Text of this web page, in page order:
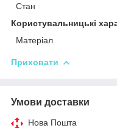
Стан
Користувальницькі
Матеріал
Приховати
Умови доставки
Нова Пошта